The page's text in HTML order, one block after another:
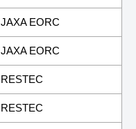
JAXA EORC
JAXA EORC
RESTEC
RESTEC